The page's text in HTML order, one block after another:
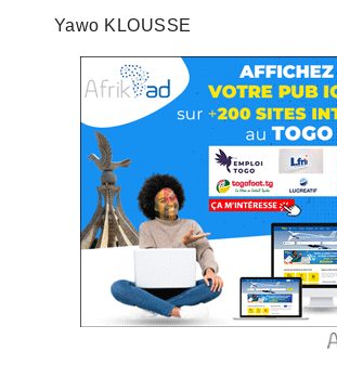
Yawo KLOUSSE